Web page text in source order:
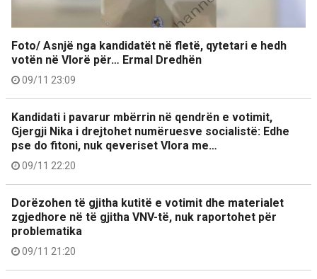
Foto/ Asnjë nga kandidatët në fletë, qytetari e hedh
votën në Vlorë për… Ermal Dredhën
09/11 23:09
Kandidati i pavarur mbërrin në qendrën e votimit,
Gjergji Nika i drejtohet numëruesve socialistë: Edhe
pse do fitoni, nuk qeveriset Vlora me…
09/11 22:20
Dorëzohen të gjitha kutitë e votimit dhe materialet
zgjedhore në të gjitha VNV-të, nuk raportohet për
problematika
09/11 21:20